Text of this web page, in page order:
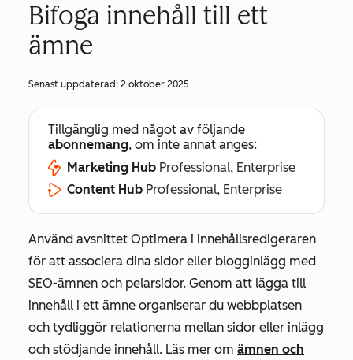
Bifoga innehåll till ett
ämne
Senast uppdaterad: 2 oktober 2025
Tillgänglig med något av följande
abonnemang, om inte annat anges:
Marketing Hub Professional, Enterprise
Content Hub Professional, Enterprise
Använd avsnittet Optimera i innehållsredigeraren
för att associera dina sidor eller blogginlägg med
SEO-ämnen och pelarsidor. Genom att lägga till
innehåll i ett ämne organiserar du webbplatsen
och tydliggör relationerna mellan sidor eller inlägg
och stödjande innehåll. Läs mer om ämnen och